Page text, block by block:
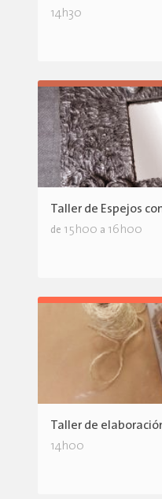
14h30
Taller de Espejos
de 15h00 a 16h00
Taller de
14h00